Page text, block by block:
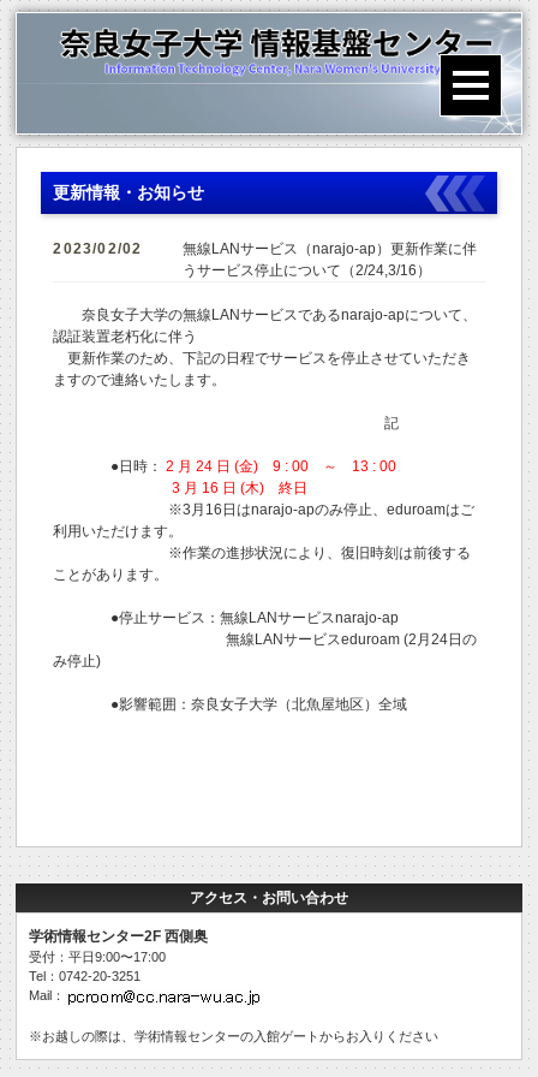
更新情報・お知らせ
2023/02/02
無線LANサービス（narajo-ap）更新作業に伴
うサービス停止について（2/24,3/16）
奈良女子大学の無線LANサービスであるnarajo-apについて、
認証装置老朽化に伴う
更新作業のため、下記の日程でサービスを停止させていただき
ますので連絡いたします。
記
●日時： 2 月 24 日 (金) 9 : 00 ～ 13 : 00
3 月 16 日 (木) 終日
※3月16日はnarajo-apのみ停止、eduroamはご
利用いただけます。
※作業の進捗状況により、復旧時刻は前後する
ことがあります。
●停止サービス：無線LANサービスnarajo-ap
無線LANサービスeduroam (2月24日の
み停止)
●影響範囲：奈良女子大学（北魚屋地区）全域
アクセス・お問い合わせ
学術情報センター2F 西側奥
受付：平日9:00〜17:00
Tel：0742-20-3251
Mail：
※お越しの際は、学術情報センターの入館ゲートからお入りください